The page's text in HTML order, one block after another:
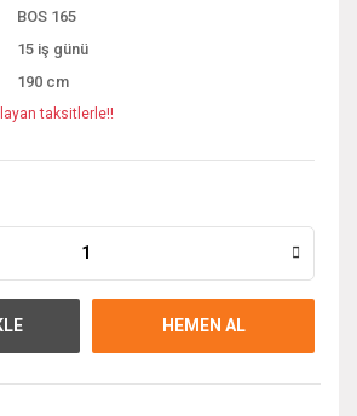
BOS 165
15 iş günü
190 cm
taksitlerle!!
HEMEN AL